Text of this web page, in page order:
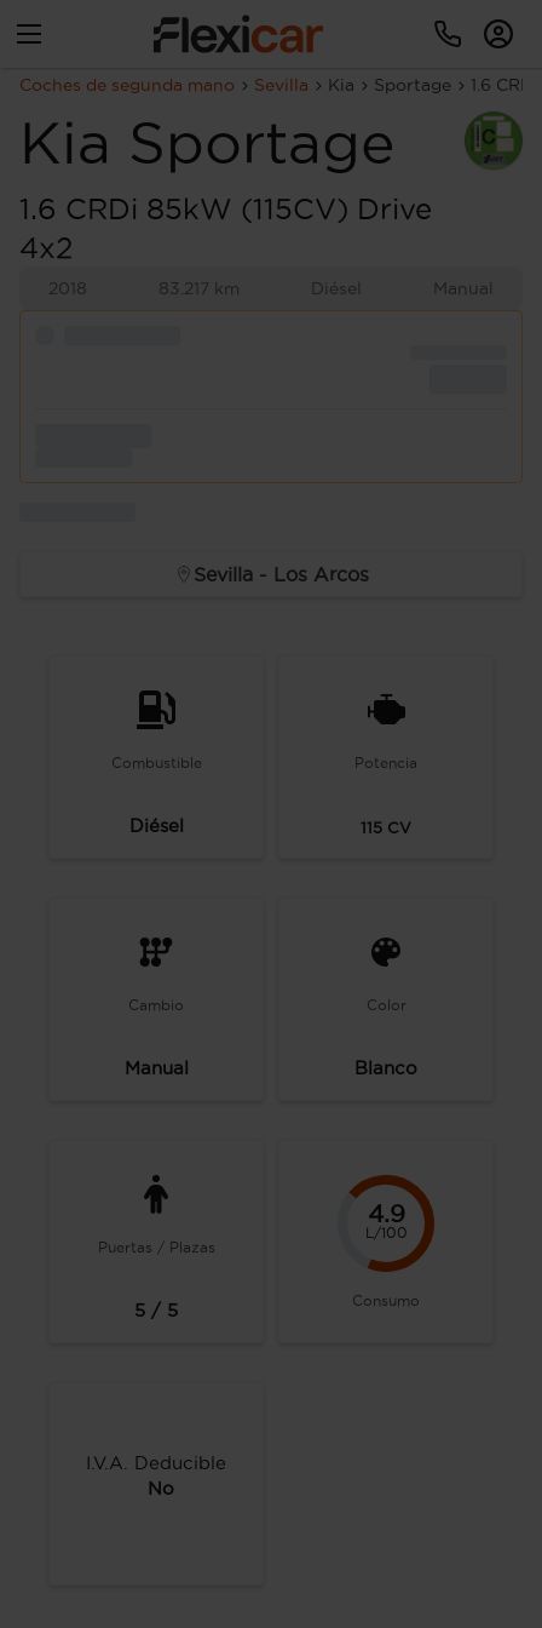
Coches de segunda mano Sevilla Kia Sportage 1.6
Kia Sportage
1.6 CRDi 85kW (115CV) Drive
4x2
2018 83.217 km Diésel Manual
Sevilla - Los Arcos
Combustible
Diésel
Potencia
115 CV
Cambio
Manual
Color
Blanco
Puertas / Plazas
5 / 5
4.9
L/100
Consumo
I.V.A. Deducible
No